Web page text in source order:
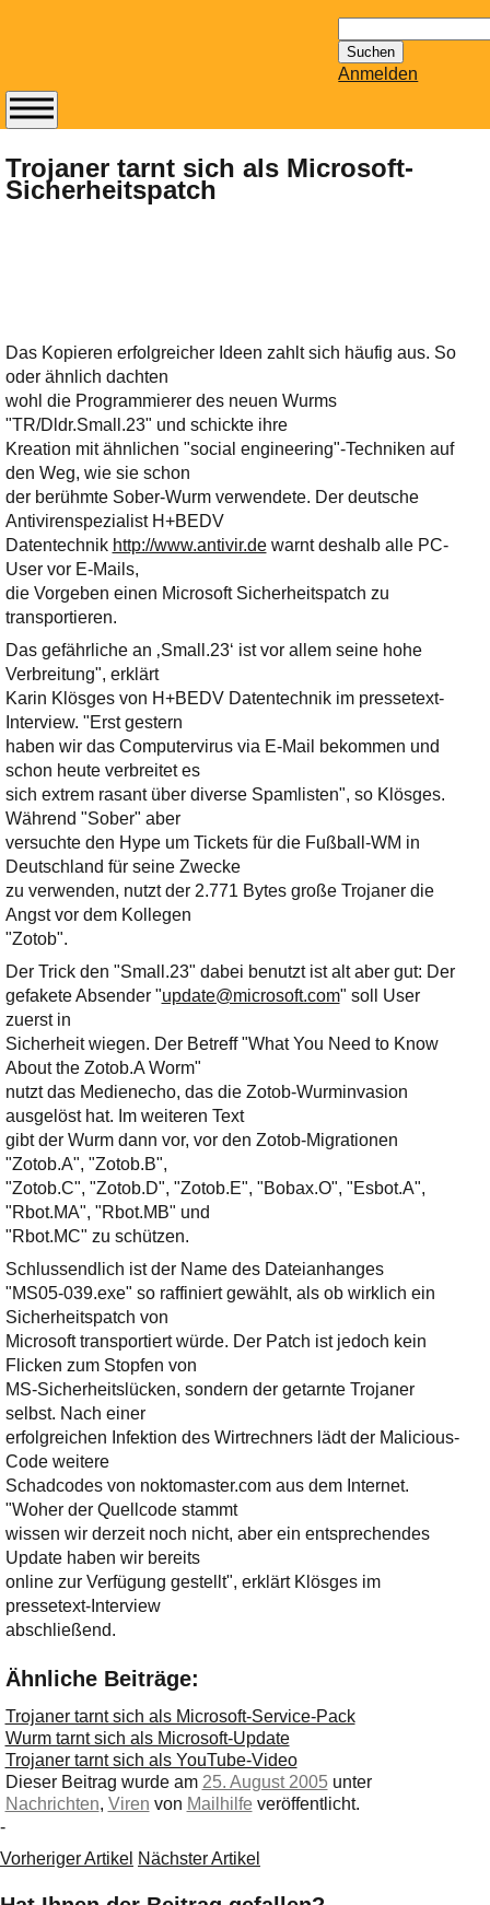
nach:
Anmelden
Trojaner tarnt sich als Microsoft-
Sicherheitspatch
Das Kopieren erfolgreicher Ideen zahlt sich häufig aus. So
oder ähnlich dachten
wohl die Programmierer des neuen Wurms
"TR/Dldr.Small.23" und schickte ihre
Kreation mit ähnlichen "social engineering"-Techniken auf
den Weg, wie sie schon
der berühmte Sober-Wurm verwendete. Der deutsche
Antivirenspezialist H+BEDV
Datentechnik http://www.antivir.dewarnt deshalb alle PC-
User vor E-Mails,
die Vorgeben einen Microsoft Sicherheitspatch zu
transportieren.
Das gefährliche an ‚Small.23‘ ist vor allem seine hohe
Verbreitung", erklärt
Karin Klösges von H+BEDV Datentechnik im pressetext-
Interview. "Erst gestern
haben wir das Computervirus via E-Mail bekommen und
schon heute verbreitet es
sich extrem rasant über diverse Spamlisten", so Klösges.
Während "Sober" aber
versuchte den Hype um Tickets für die Fußball-WM in
Deutschland für seine Zwecke
zu verwenden, nutzt der 2.771 Bytes große Trojaner die
Angst vor dem Kollegen
"Zotob".
Der Trick den "Small.23" dabei benutzt ist alt aber gut: Der
gefakete Absender "update@microsoft.com" soll User
zuerst in
Sicherheit wiegen. Der Betreff "What You Need to Know
About the Zotob.A Worm"
nutzt das Medienecho, das die Zotob-Wurminvasion
ausgelöst hat. Im weiteren Text
gibt der Wurm dann vor, vor den Zotob-Migrationen
"Zotob.A", "Zotob.B",
"Zotob.C", "Zotob.D", "Zotob.E", "Bobax.O", "Esbot.A",
"Rbot.MA", "Rbot.MB" und
"Rbot.MC" zu schützen.
Schlussendlich ist der Name des Dateianhanges
"MS05-039.exe" so raffiniert gewählt, als ob wirklich ein
Sicherheitspatch von
Microsoft transportiert würde. Der Patch ist jedoch kein
Flicken zum Stopfen von
MS-Sicherheitslücken, sondern der getarnte Trojaner
selbst. Nach einer
erfolgreichen Infektion des Wirtrechners lädt der Malicious-
Code weitere
Schadcodes von noktomaster.com aus dem Internet.
"Woher der Quellcode stammt
wissen wir derzeit noch nicht, aber ein entsprechendes
Update haben wir bereits
online zur Verfügung gestellt", erklärt Klösges im
pressetext-Interview
abschließend.
Ähnliche Beiträge:
Trojaner tarnt sich als Microsoft-Service-Pack
Wurm tarnt sich als Microsoft-Update
Trojaner tarnt sich als YouTube-Video
Dieser Beitrag wurde am 25. August 2005unter
Nachrichten, Viren von Mailhilfe veröffentlicht.
-
Vorheriger Artikel Nächster Artikel
Abonnieren Sie den
14-tägig
erscheinenden
Newsletter von
bereithält!
Wie z.B. Outlook,
GMail, Thunderbird
oder auch
KuNoMail, usw.
Ihre E-Mail
Adresse:
E-Mail
E-Mail bestätigen